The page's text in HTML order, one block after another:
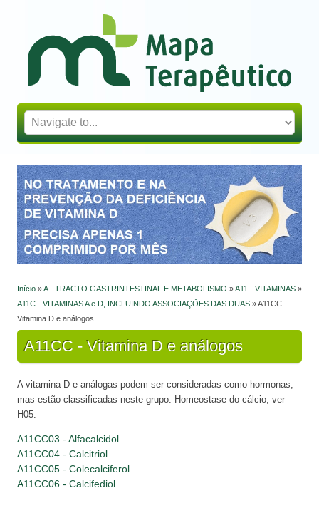
Mapa Terapêutico
Está aqui
Início »A - TRACTO GASTRINTESTINAL E METABOLISMO »A11 - VITAMINAS »
A11C - VITAMINAS A e D, INCLUINDO ASSOCIAÇÕES DAS DUAS » A11CC -
Vitamina D e análogos
A11CC - Vitamina D e análogos
A vitamina D e análogas podem ser consideradas como hormonas,
mas estão classificadas neste grupo. Homeostase do cálcio, ver
H05.
A11CC03 - Alfacalcidol
A11CC04 - Calcitriol
A11CC05 - Colecalciferol
A11CC06 - Calcifediol